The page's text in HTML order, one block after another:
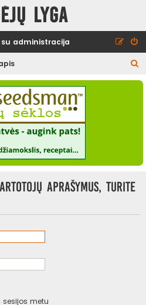
lyga
su administracija
e
aprašymus, turite
metu